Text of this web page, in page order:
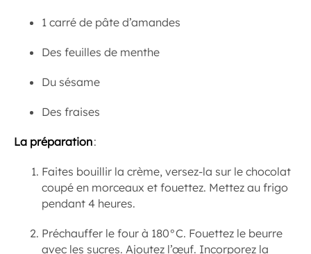
1 carré de pâte d’amandes
Des feuilles de menthe
Du sésame
Des fraises
La préparation:
Faites bouillir la crème, versez-la sur le chocolat
coupé en morceaux et fouettez. Mettez au frigo
pendant 4 heures.
Préchauffer le four à 180°C. Fouettez le beurre
avec les sucres. Ajoutez l’œuf. Incorporez la